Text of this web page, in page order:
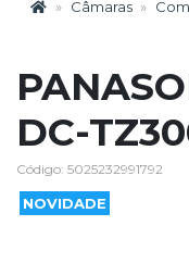
Câmaras
DC-
Código: 5025232991792
NOVIDADE